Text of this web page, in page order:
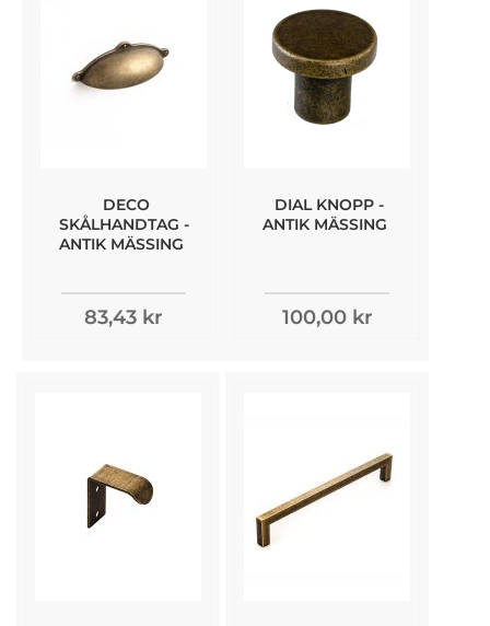
DECO
SKÅLHANDTAG -
ANTIK MÄSSING
83,43 kr
DIAL KNOPP -
ANTIK MÄSSING
100,00 kr